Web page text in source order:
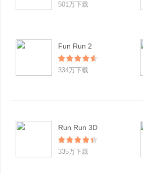
501万下载
Fun Run 2
334万下载
Run Run 3D
335万下载